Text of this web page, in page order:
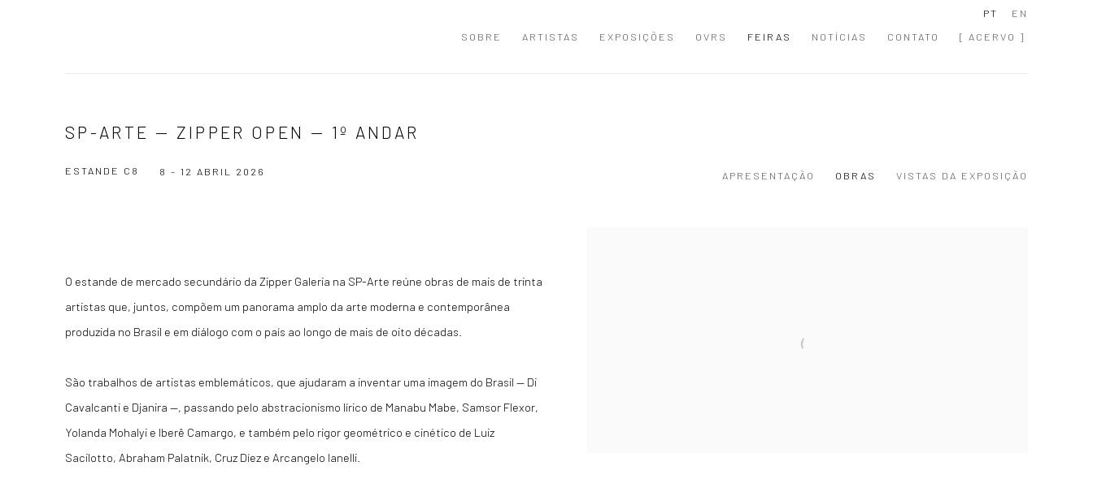
SOBRE ARTISTAS EXPOSIÇÕES OVRS FEIRAS NOTÍCIAS CONTATO [ ACERVO ]
PT EN
SP-ARTE — ZIPPER OPEN — 1º ANDAR
ESTANDE C8 8 - 12 ABRIL 2026 APRESENTAÇÃO OBRAS VISTAS DA EXPOSIÇÃO
O estande de mercado secundário da Zipper Galeria na SP-Arte reúne obras de mais de trinta
artistas que, juntos, compõem um panorama amplo da arte moderna e contemporânea
produzida no Brasil e em diálogo com o país ao longo de mais de oito décadas.
São trabalhos de artistas emblemáticos, que ajudaram a inventar uma imagem do Brasil — Di
Cavalcanti e Djanira —, passando pelo abstracionismo lírico de Manabu Mabe, Samsor Flexor,
Yolanda Mohalyi e Iberê Camargo, e também pelo rigor geométrico e cinético de Luiz
Sacilotto, Abraham Palatnik, Cruz Díez e Arcangelo Ianelli.